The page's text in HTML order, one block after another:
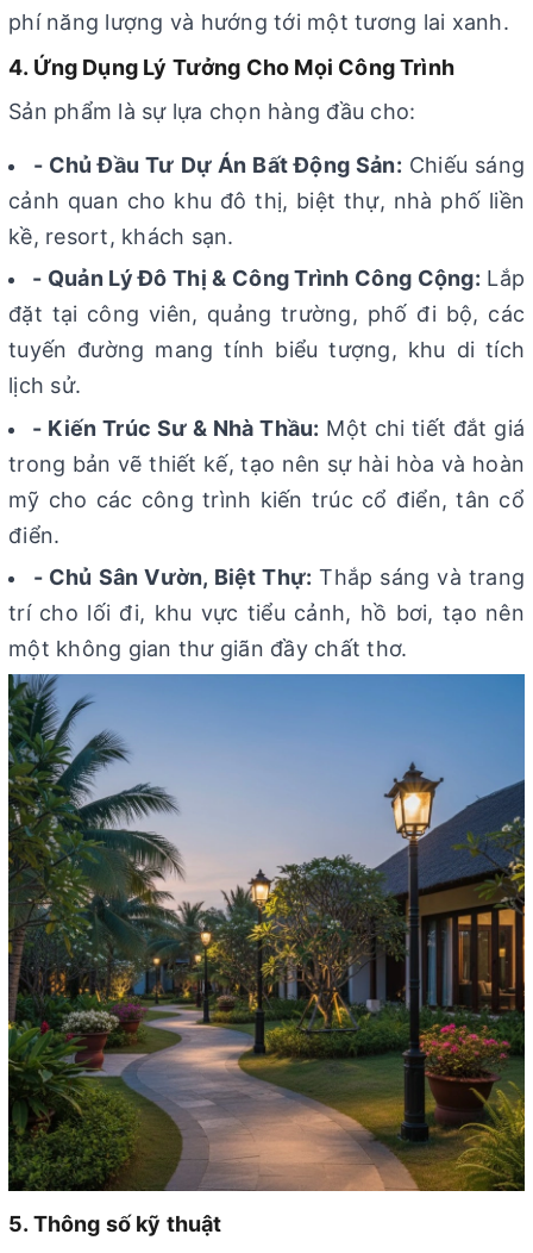
phí năng lượng và hướng tới một tương lai xanh.
4. Ứng Dụng Lý Tưởng Cho Mọi Công Trình
Sản phẩm là sự lựa chọn hàng đầu cho:
- Chủ Đầu Tư Dự Án Bất Động Sản: Chiếu sáng
cảnh quan cho khu đô thị, biệt thự, nhà phố liền
kề, resort, khách sạn.
- Quản Lý Đô Thị & Công Trình Công Cộng: Lắp
đặt tại công viên, quảng trường, phố đi bộ, các
tuyến đường mang tính biểu tượng, khu di tích
lịch sử.
- Kiến Trúc Sư & Nhà Thầu: Một chi tiết đắt giá
trong bản vẽ thiết kế, tạo nên sự hài hòa và hoàn
mỹ cho các công trình kiến trúc cổ điển, tân cổ
điển.
- Chủ Sân Vườn, Biệt Thự: Thắp sáng và trang
trí cho lối đi, khu vực tiểu cảnh, hồ bơi, tạo nên
một không gian thư giãn đầy chất thơ.
5. Thông số kỹ thuật